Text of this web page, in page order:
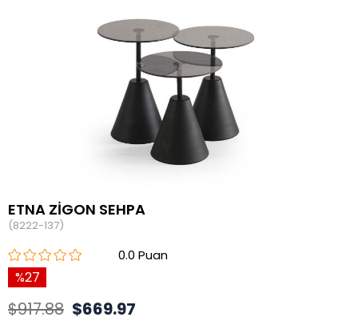
ETNA ZİGON SEHPA
(8222-137)
0.0
27
$917.88 $669.97